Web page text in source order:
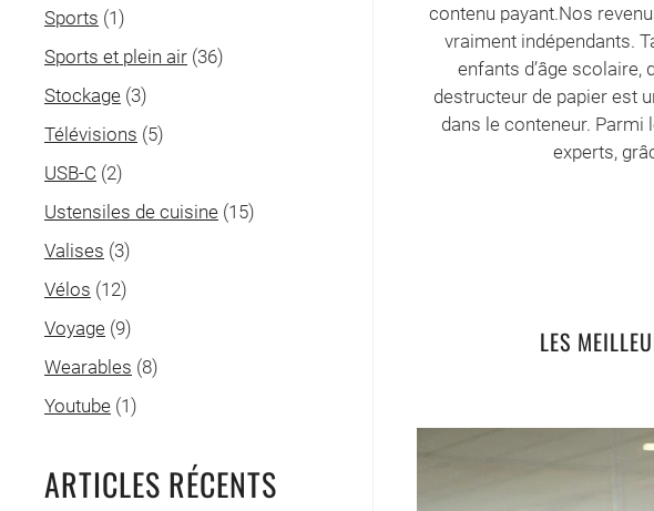
contenu payant.Nos
vraiment indépendants.
enfants d’âge scolaire,
destructeur de papier est
dans le conteneur.
experts,
LES
Sports (1)
Sports et plein air (36)
Stockage (3)
Télévisions (5)
USB-C (2)
Ustensiles de cuisine (15)
Valises (3)
Vélos (12)
Voyage (9)
Wearables (8)
Youtube (1)
ARTICLES RÉCENTS